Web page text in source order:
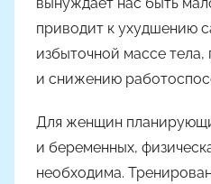
Н
а
с
т
Ч
а
д
вынуждает нас быть
приводит к ухудшению
избыточной массе
и снижению
Для женщин
и беременных,
необходима.